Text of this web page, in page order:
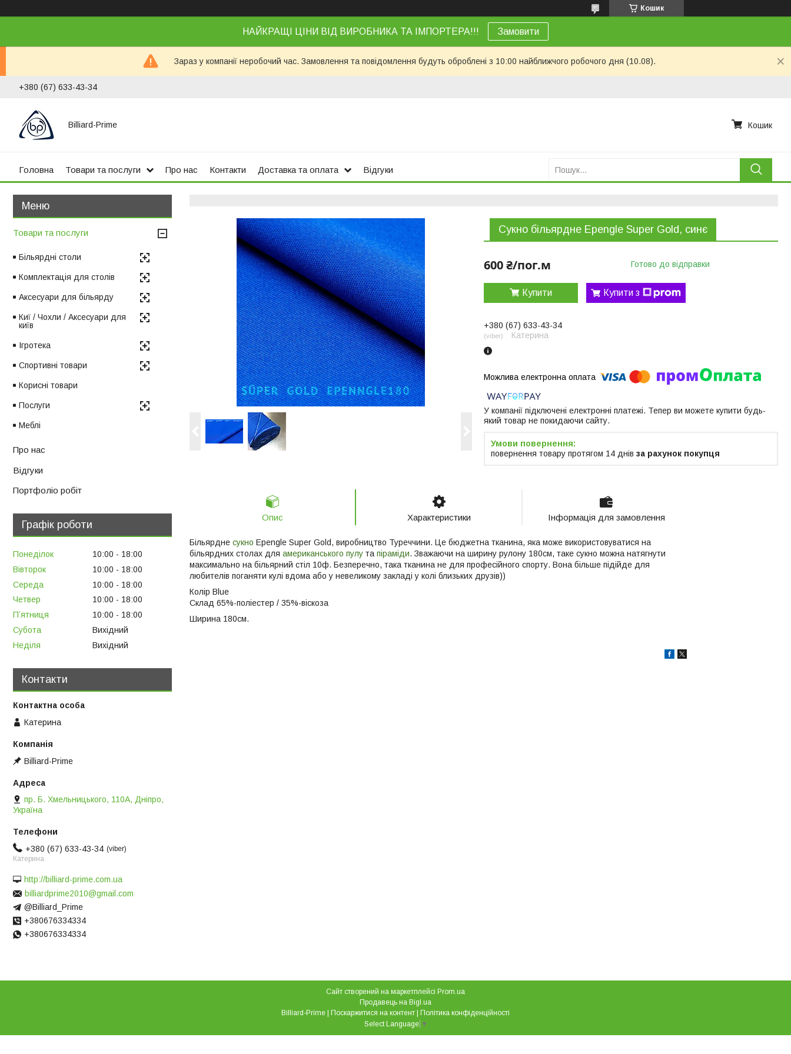
Кошик
НАЙКРАЩІ ЦІНИ ВІД ВИРОБНИКА ТА ІМПОРТЕРА!!! Замовити
Зараз у компанії неробочий час. Замовлення та повідомлення будуть оброблені з 10:00 найближчого робочого дня (10.08).
+380 (67) 633-43-34
Billiard-Prime Кошик
Головна Товари та послуги Про нас Контакти Доставка та оплата Відгуки
Сукно більярдне Epengle Super Gold, синє
600 ₴/пог.м Готово до відправки
Купити Купити з
+380 (67) 633-43-34
viber Катерина
У компанії підключені електронні платежі. Тепер ви можете купити будь-
який товар не покидаючи сайту.
повернення товару протягом 14 днів за рахунок покупця
Опис Характеристики Інформація для замовлення
Більярдне сукно Epengle Super Gold, виробництво Туреччини. Це бюджетна тканина, яка може використовуватися на
більярдних столах для американського пулу тапіраміди. Зважаючи на ширину рулону 180см, таке сукно можна натягнути
максимально на більярний стіл 10ф. Безперечно, така тканина не для професійного спорту. Вона більше підійде для
любителів поганяти кулі вдома або у невеликому закладі у колі близьких друзів))
Колір Blue
Склад 65%-поліестер / 35%-віскоза
Ширина 180см.
Товари та послуги
Більярдні столи
Комплектація для столів
Аксесуари для більярду
Киї / Чохли / Аксесуари для
київ
Ігротека
Спортивні товари
Корисні товари
Послуги
Меблі
Про нас
Відгуки
Портфоліо робіт
Графік роботи
Понеділок 10:00
18:00
Вівторок
10:00
18:00
Середа
10:00
18:00
Четвер
10:00
18:00
Пʼятниця
10:00
18:00
Субота
Вихідний
Неділя
Вихідний
Контакти
Катерина
Billiard-Prime
пр. Б. Хмельницького, 110А, Дніпро,
Україна
+380 (67) 633-43-34
viber
Катерина
http://billiard-prime.com.ua
billiardprime2010@gmail.com
@Billiard_Prime
+380676334334
+380676334334
Сайт створений на маркетплейсі Prom.ua
Продавець на Bigl.ua
Поскаржитися на контент
Політика конфіденційності
Select Language ▼